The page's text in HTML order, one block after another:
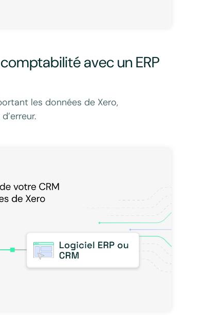
avec un ERP
les données de Xero,